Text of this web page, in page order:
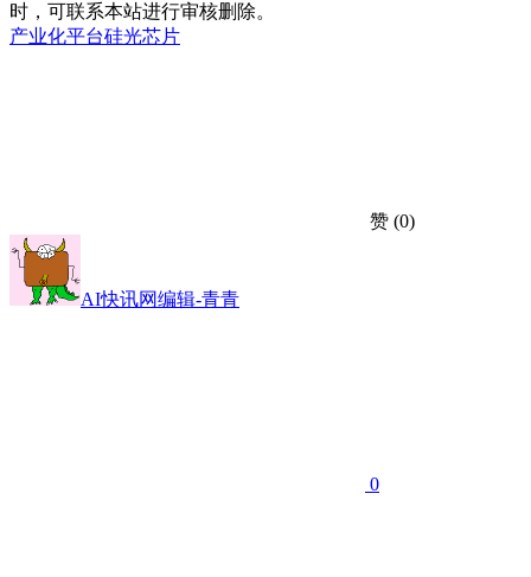
时，可联系本站进行审核删除。
产业化平台硅光芯片
赞 (0)
AI快讯网编辑-青青
0